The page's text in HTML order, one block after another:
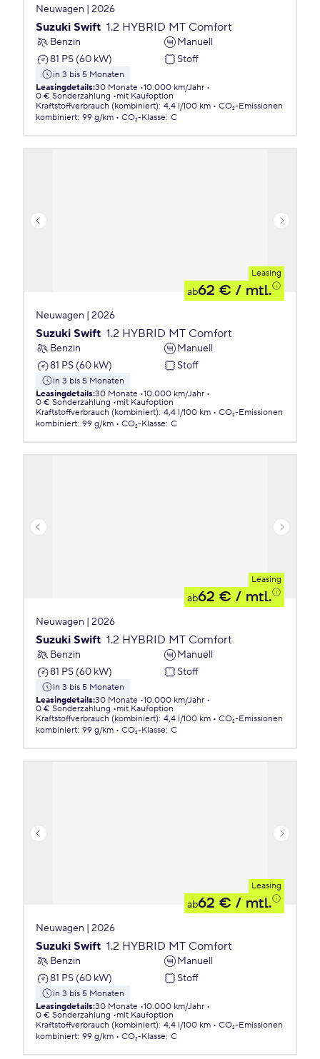
Neuwagen | 2026
Suzuki Swift 1.2 HYBRID MT Comfort
Benzin
Manuell
81 PS (60 kW)
Stoff
in 3 bis 5 Monaten
Leasingdetails:30 Monate 10.000 km/Jahr
0 € Sonderzahlung
mit Kaufoption
Kraftstoffverbrauch (kombiniert): 4,4 l/100 km
CO₂-Emissionen
kombiniert: 99 g/km CO₂-Klasse: C
Leasing
ab62 € / mtl.
Neuwagen | 2026
Suzuki Swift 1.2 HYBRID MT Comfort
Benzin
Manuell
81 PS (60 kW)
Stoff
in 3 bis 5 Monaten
Leasingdetails:30 Monate 10.000 km/Jahr
0 € Sonderzahlung
mit Kaufoption
Kraftstoffverbrauch (kombiniert): 4,4 l/100 km
CO₂-Emissionen
kombiniert: 99 g/km CO₂-Klasse: C
Leasing
ab62 € / mtl.
Neuwagen | 2026
Suzuki Swift 1.2 HYBRID MT Comfort
Benzin
Manuell
81 PS (60 kW)
Stoff
in 3 bis 5 Monaten
Leasingdetails:30 Monate 10.000 km/Jahr
0 € Sonderzahlung
mit Kaufoption
Kraftstoffverbrauch (kombiniert): 4,4 l/100 km
CO₂-Emissionen
kombiniert: 99 g/km CO₂-Klasse: C
Leasing
ab62 € / mtl.
Neuwagen | 2026
Suzuki Swift 1.2 HYBRID MT Comfort
Benzin
Manuell
81 PS (60 kW)
Stoff
in 3 bis 5 Monaten
Leasingdetails:30 Monate 10.000 km/Jahr
0 € Sonderzahlung
mit Kaufoption
Kraftstoffverbrauch (kombiniert): 4,4 l/100 km
CO₂-Emissionen
kombiniert: 99 g/km CO₂-Klasse: C